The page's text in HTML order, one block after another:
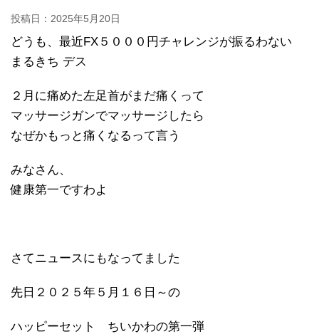
投稿日： 2025年5月20日
どうも、最近FX５０００円チャレンジが振るわない
まるきち デス
２月に痛めた左足首がまだ痛くって
マッサージガンでマッサージしたら
なぜかもっと痛くなるって言う
みなさん、
健康第一ですわよ
さてニュースにもなってました
先日２０２５年５月１６日～の
ハッピーセット ちいかわの第一弾